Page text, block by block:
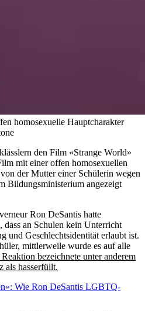
homosexuelle Hauptcharakter
den Film «Strange World»
mit einer offen homosexuellen
der Mutter einer Schülerin wegen
Bildungsministerium angezeigt
Ron DeSantis hatte
dass an Schulen kein Unterricht
und Geschlechtsidentität erlaubt ist.
mittlerweile wurde es auf alle
bezeichnete unter anderem
als hasserfüllt.
Wie Ron DeSantis LGBTQ-